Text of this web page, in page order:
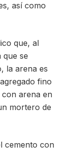
así como
que, al
que se
la arena es
fino
arena en
mortero de
cemento con